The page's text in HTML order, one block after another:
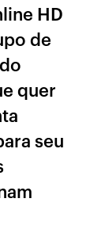
HD
de
quer
seu